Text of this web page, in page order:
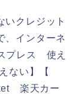
いクレジット
、インターネ
プレス 使え
ない】【
楽天カー